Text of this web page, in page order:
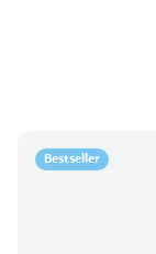
Bestseller